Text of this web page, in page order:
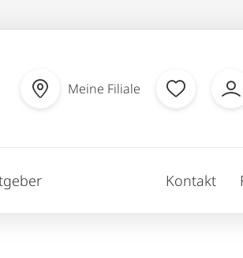
Meine Filiale
Kontakt